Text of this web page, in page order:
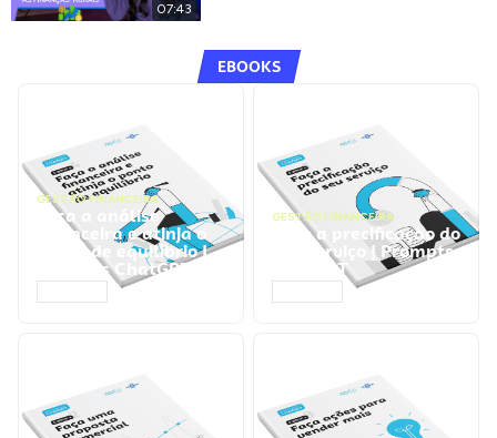
07:43
EBOOKS
GESTÃO FINANCEIRA
Faça a análise
financeira e atinja o
ponto de equilíbrio |
Prompts ChatGPT
GESTÃO FINANCEIRA
Faça a precificação do
seu serviço | Prompts
ChatGPT